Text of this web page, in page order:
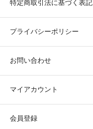
特定商取引法に基づく表記
プライバシーポリシー
お問い合わせ
マイアカウント
会員登録